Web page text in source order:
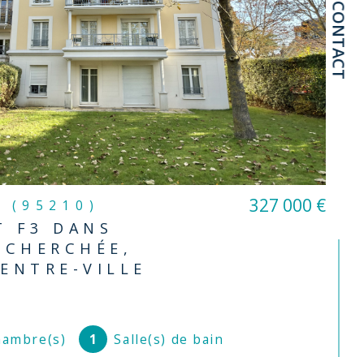
CONTACT
(95210)
F3 DANS
VILLE
327 000 €
1 Salle(s) de bain